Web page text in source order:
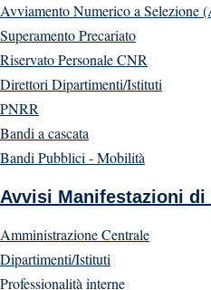
Avviamento Numerico a Selezione
Superamento Precariato
Riservato Personale CNR
Direttori Dipartimenti/Istituti
PNRR
Bandi a cascata
Bandi Pubblici - Mobilità
Avvisi Manifestazioni di
Amministrazione Centrale
Dipartimenti/Istituti
Professionalità interne